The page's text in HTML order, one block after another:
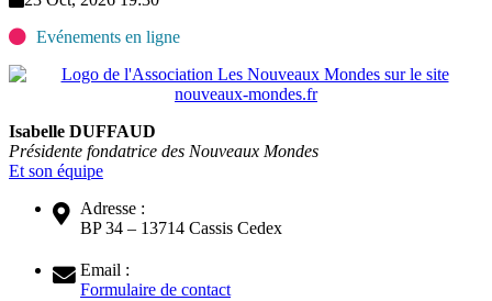
Evénements en ligne
Isabelle DUFFAUD
Présidente fondatrice des Nouveaux Mondes
Et son équipe
Adresse :
BP 34 – 13714 Cassis Cedex
Email :
Formulaire de contact